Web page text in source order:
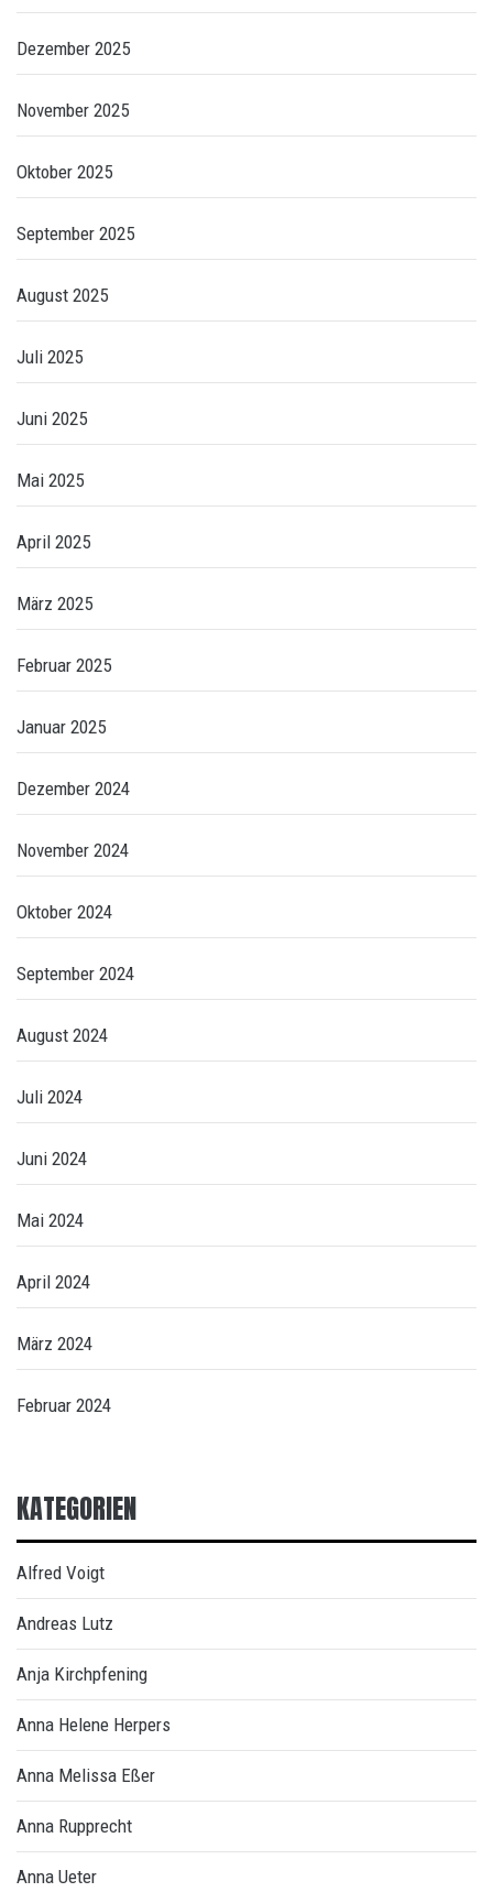
Dezember 2025
November 2025
Oktober 2025
September 2025
August 2025
Juli 2025
Juni 2025
Mai 2025
April 2025
März 2025
Februar 2025
Januar 2025
Dezember 2024
November 2024
Oktober 2024
September 2024
August 2024
Juli 2024
Juni 2024
Mai 2024
April 2024
März 2024
Februar 2024
KATEGORIEN
Alfred Voigt
Andreas Lutz
Anja Kirchpfening
Anna Helene Herpers
Anna Melissa Eßer
Anna Rupprecht
Anna Ueter